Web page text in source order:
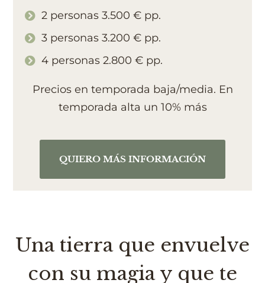
2 personas 3.500 € pp.
3 personas 3.200 € pp.
4 personas 2.800 € pp.
Precios en temporada baja/media. En
temporada alta un 10% más
QUIERO MÁS INFORMACIÓN
Una tierra que envuelve
con su magia y que te